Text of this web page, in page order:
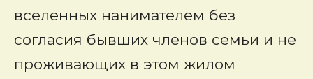
вселенных нанимателем без
согласия бывших членов семьи и не
проживающих в этом жилом